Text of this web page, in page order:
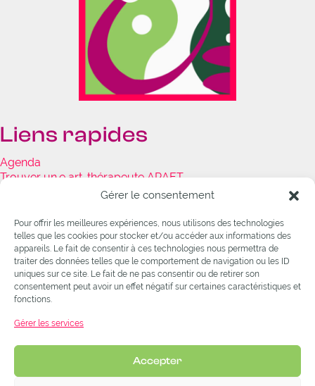
Gérer le consentement
Pour offrir les meilleures expériences, nous utilisons des technologies
telles que les cookies pour stocker et/ou accéder aux informations des
appareils. Le fait de consentir à ces technologies nous permettra de
traiter des données telles que le comportement de navigation ou les ID
uniques sur ce site. Le fait de ne pas consentir ou de retirer son
consentement peut avoir un effet négatif sur certaines caractéristiques et
fonctions.
Gérer les services
Accepter
Liens rapides
Agenda
Trouver un.e art-thérapeute ARAET
Regards sur l'art-thérapie
Fonds de soutien
F.A.Q.
À télécharger
Statuts
Procédure d'admission (membre PRO)
Code de déontologie de l'ARAET
Code de déontologie de l'OdA ARTECURA